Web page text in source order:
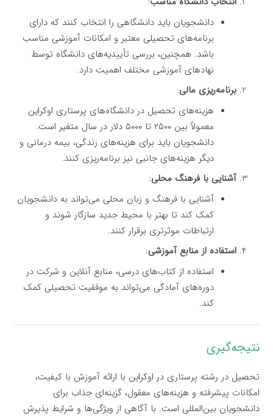
دانشجویان باید دانشگاهی را انتخاب کنند که دارای
برنامه‌های تحصیلی معتبر و امکانات آموزشی مناسب
باشد. همچنین، بررسی تأییدیه‌های دانشگاه توسط
نهادهای آموزشی مختلف اهمیت دارد.
برنامه‌ریزی مالی:
هزینه‌های تحصیل در دانشگاه‌های پرستاری اوکراین
معمولاً بین ۲۵۰۰ تا ۵۰۰۰ دلار در سال متغیر است.
دانشجویان باید برای هزینه‌های زندگی، بیمه درمانی و
دیگر هزینه‌های جانبی نیز برنامه‌ریزی کنند.
آشنایی با فرهنگ محلی:
آشنایی با فرهنگ و زبان محلی می‌تواند به دانشجویان
کمک کند تا بهتر با محیط جدید سازگار شوند و
ارتباطات موثرتری برقرار کنند.
استفاده از منابع آموزشی:
استفاده از کتاب‌های درسی، منابع آنلاین و شرکت در
دوره‌های آمادگی می‌تواند به موفقیت تحصیلی کمک
کند.
نتیجه‌گیری
تحصیل در رشته پرستاری در اوکراین با ارائه آموزش با کیفیت،
امکانات پیشرفته و هزینه‌های معقول، گزینه‌ای جذاب برای
دانشجویان بین‌المللی است. با آگاهی از ویژگی‌ها و شرایط پذیرش